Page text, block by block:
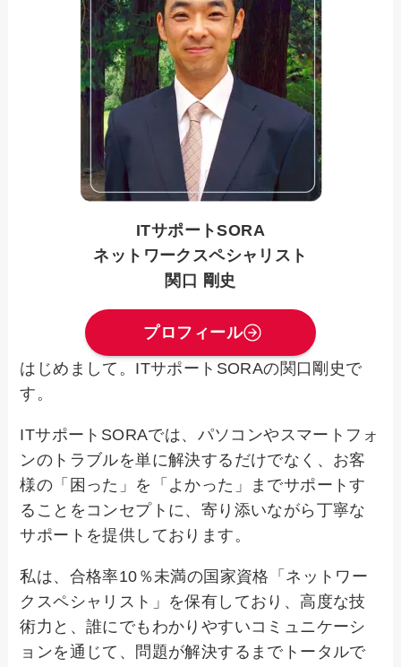
ITサポートSORA
ネットワークスペシャリスト
関口 剛史
プロフィール
はじめまして。ITサポートSORAの関口剛史で
す。
ITサポートSORAでは、パソコンやスマートフォ
ンのトラブルを単に解決するだけでなく、お客
様の「困った」を「よかった」までサポートす
ることをコンセプトに、寄り添いながら丁寧な
サポートを提供しております。
私は、合格率10％未満の国家資格「ネットワー
クスペシャリスト」を保有しており、高度な技
術力と、誰にでもわかりやすいコミュニケーシ
ョンを通じて、問題が解決するまでトータルで